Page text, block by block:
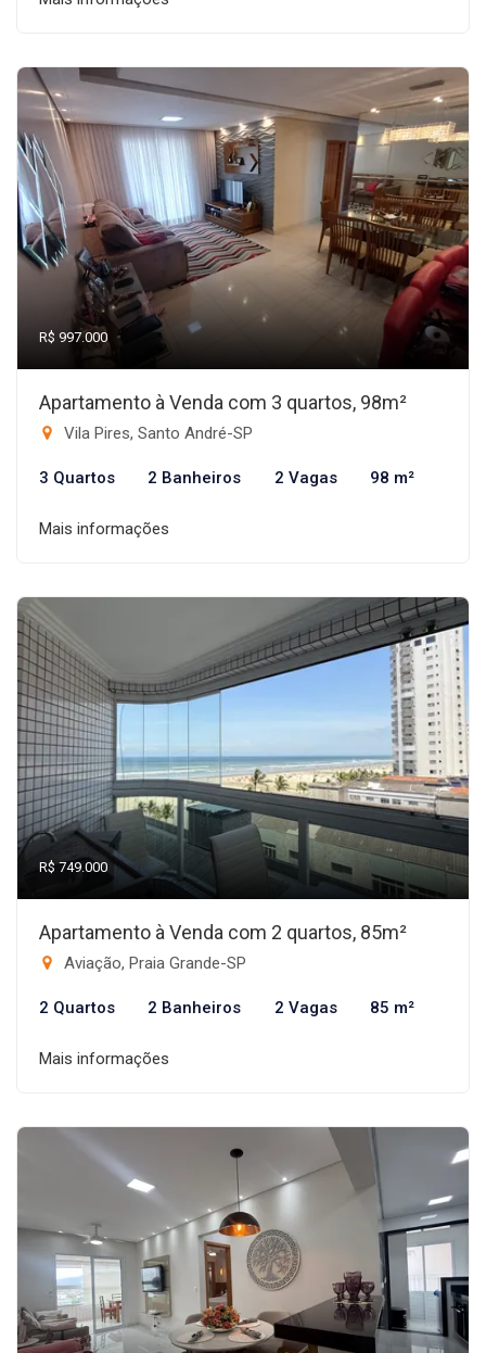
R$ 997.000
Apartamento à Venda com 3 quartos, 98m²
Vila Pires, Santo André-SP
3 Quartos 2 Banheiros 2 Vagas 98 m²
Mais informações
R$ 749.000
Apartamento à Venda com 2 quartos, 85m²
Aviação, Praia Grande-SP
2 Quartos 2 Banheiros 2 Vagas 85 m²
Mais informações